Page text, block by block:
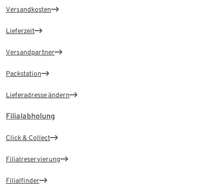
Versandkosten
Lieferzeit
Versandpartner
Packstation
Lieferadresse ändern
Filialabholung
Click & Collect
Filialreservierung
Filialfinder